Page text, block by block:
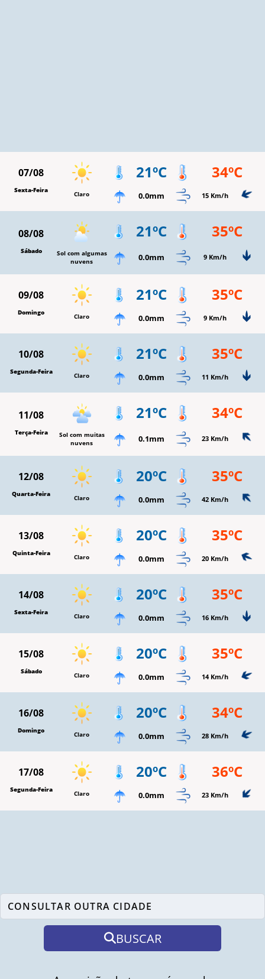
07/08
Sexta-Feira Claro
21ºC 34ºC
0.0mm 15 Km/h
08/08
Sábado
Sol com algumas
nuvens
21ºC 35ºC
0.0mm 9 Km/h
09/08
Domingo Claro
21ºC 35ºC
0.0mm 9 Km/h
10/08
Segunda-Feira Claro
21ºC 35ºC
0.0mm 11 Km/h
11/08
Terça-Feira
Sol com muitas
nuvens
21ºC 34ºC
0.1mm 23 Km/h
12/08
Quarta-Feira Claro
20ºC 35ºC
0.0mm 42 Km/h
13/08
Quinta-Feira Claro
20ºC 35ºC
0.0mm 20 Km/h
14/08
Sexta-Feira Claro
20ºC 35ºC
0.0mm 16 Km/h
15/08
Sábado Claro
20ºC 35ºC
0.0mm 14 Km/h
16/08
Domingo Claro
20ºC 34ºC
0.0mm 28 Km/h
17/08
Segunda-Feira Claro
20ºC 36ºC
0.0mm 23 Km/h
BUSCAR